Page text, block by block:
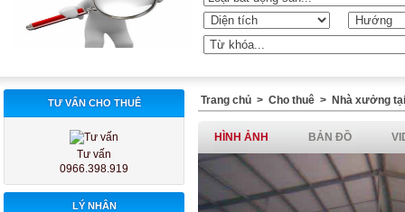
TƯ VẤN CHO THUÊ
Tư vấn
0966.398.919
LÝ NHÂN
Trang chủ > Cho thuê > Nhà xưởng
HÌNH ẢNH BẢN ĐỒ